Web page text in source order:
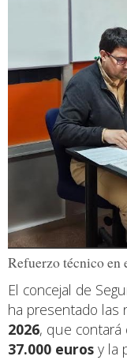
Refuerzo técnico en
El concejal de
ha presentado las
2026, que contará
37.000 euros y la